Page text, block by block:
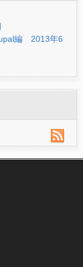
編 2013年6